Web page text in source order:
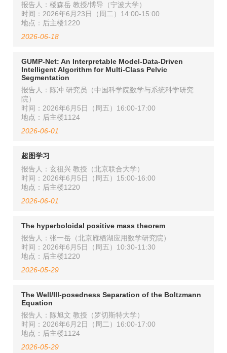
报告人：楼森岳 教授/博导（宁波大学）
时间：2026年6月23日（周二）14:00-15:00
地点：后主楼1220
2026-06-18
GUMP-Net: An Interpretable Model-Data-Driven
Intelligent Algorithm for Multi-Class Pelvic
Segmentation
报告人：陈冲 研究员（中国科学院数学与系统科学研究
院）
时间：2026年6月5日（周五）16:00-17:00
地点：后主楼1124
2026-06-01
超图学习
报告人：玄祖兴 教授（北京联合大学）
时间：2026年6月5日（周五）15:00-16:00
地点：后主楼1220
2026-06-01
The hyperboloidal positive mass theorem
报告人：张一岳（北京雁栖湖应用数学研究院）
时间：2026年6月5日（周五）10:30-11:30
地点：后主楼1220
2026-05-29
The Well/Ill-posedness Separation of the Boltzmann
Equation
报告人：陈旭文 教授（罗切斯特大学）
时间：2026年6月2日（周二）16:00-17:00
地点：后主楼1124
2026-05-29